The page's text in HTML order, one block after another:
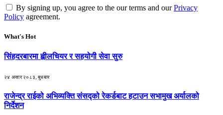
By signing up, you agree to the our terms and ourPrivacy
Policy agreement.
What's Hot
सिंहदरबारमा ह्वीलचियर र सहयोगी सेवा सुरु
२४ असार २०८३, बुधबार
राजेन्द्र राईको अभिव्यक्ति संसद्को रेकर्डबाट हटाउन सभामुख अर्यालको
निर्देशन